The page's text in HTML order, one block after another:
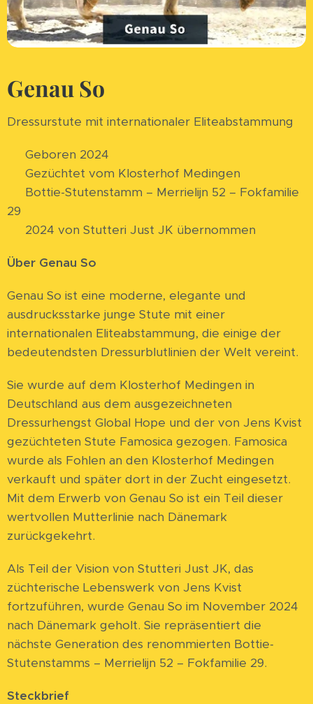
Genau So
Dressurstute mit internationaler Eliteabstammung
🏆 Geboren 2024
🏆 Gezüchtet vom Klosterhof Medingen
🏆 Bottie-Stutenstamm – Merrielijn 52 – Fokfamilie
29
🏆 2024 von Stutteri Just JK übernommen
Über Genau So
Genau So ist eine moderne, elegante und
ausdrucksstarke junge Stute mit einer
internationalen Eliteabstammung, die einige der
bedeutendsten Dressurblutlinien der Welt vereint.
Sie wurde auf dem Klosterhof Medingen in
Deutschland aus dem ausgezeichneten
Dressurhengst Global Hope und der von Jens Kvist
gezüchteten Stute Famosica gezogen. Famosica
wurde als Fohlen an den Klosterhof Medingen
verkauft und später dort in der Zucht eingesetzt.
Mit dem Erwerb von Genau So ist ein Teil dieser
wertvollen Mutterlinie nach Dänemark
zurückgekehrt.
Als Teil der Vision von Stutteri Just JK, das
züchterische Lebenswerk von Jens Kvist
fortzuführen, wurde Genau So im November 2024
nach Dänemark geholt. Sie repräsentiert die
nächste Generation des renommierten Bottie-
Stutenstamms – Merrielijn 52 – Fokfamilie 29.
Steckbrief